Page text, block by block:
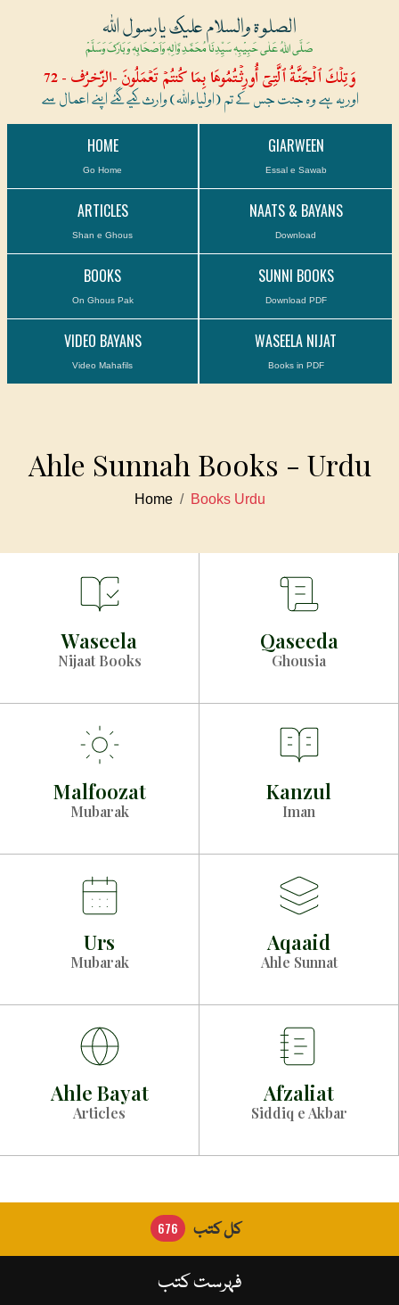
الصلوۃ والسلام علیک یارسول اللہ
صَلَّی اللہُ عَلٰی حَبِیْبِہٖ سَیِّدِنَا مُحَمَّدِ وَّاٰلِہٖ وَاَصْحَابِہٖ وَبَارَکَ وَسَلَّمْ
وَتِلۡكَ ٱلۡجَنَّةُ ٱلَّتِىٓ أُورِثۡتُمُوهَا بِمَا كُنتُمۡ تَعۡمَلُونَ -الزّخرُف - 72
اور یہ ہے وہ جنت جس کے تم (اولیاءاللہ) وارث کیے گئے اپنے اعمال سے
HOME
Go Home
GIARWEEN
Essal e Sawab
ARTICLES
Shan e Ghous
NAATS & BAYANS
Download
BOOKS
On Ghous Pak
SUNNI BOOKS
Download PDF
VIDEO BAYANS
Video Mahafils
WASEELA NIJAT
Books in PDF
Ahle Sunnah Books - Urdu
Home Books Urdu
Waseela
Nijaat Books
Qaseeda
Ghousia
Malfoozat
Mubarak
Kanzul
Iman
Urs
Mubarak
Aqaaid
Ahle Sunnat
Ahle Bayat
Articles
Afzaliat
Siddiq e Akbar
676 کل کتب
فہرست کتب